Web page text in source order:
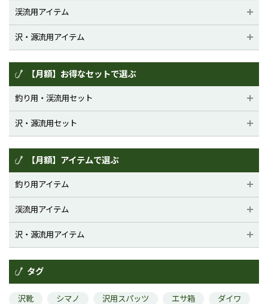
渓流用アイテム
沢・源流用アイテム
【月額】お得なセットで選ぶ
釣り用・渓流用セット
沢・源流用セット
【月額】アイテムで選ぶ
釣り用アイテム
渓流用アイテム
沢・源流用アイテム
タグ
沢靴 シマノ 沢用スパッツ エサ箱
ダイワ